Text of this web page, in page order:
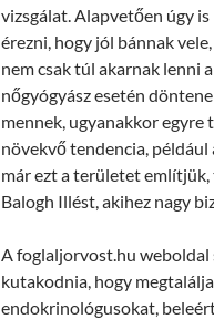
vizsgálat. Alapvetően úgy
érezni, hogy jól bánnak
nem csak túl akarnak lenni
nőgyógyász esetén
mennek, ugyanakkor
növekvő tendencia,
már ezt a területet
Balogh Illést, akihez nagy
A foglaljorvost.hu weboldal
kutakodnia, hogy
endokrinológusokat,